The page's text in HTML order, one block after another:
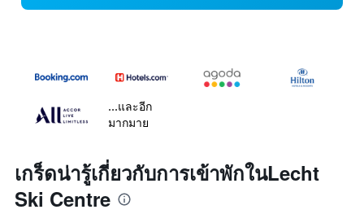
...และอีก
มากมาย
เกร็ดน่ารู้เกี่ยวกับการเข้าพักในLecht
Ski Centre